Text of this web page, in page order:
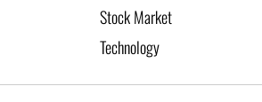
Stock Market
Technology